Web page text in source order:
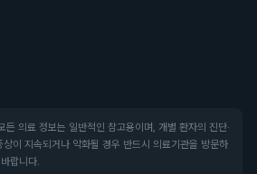
든 의료 정보는 일반적인 참고용이며, 개별 환자의 진단·
이 지속되거나 악화될 경우 반드시 의료기관을 방문하
랍니다.